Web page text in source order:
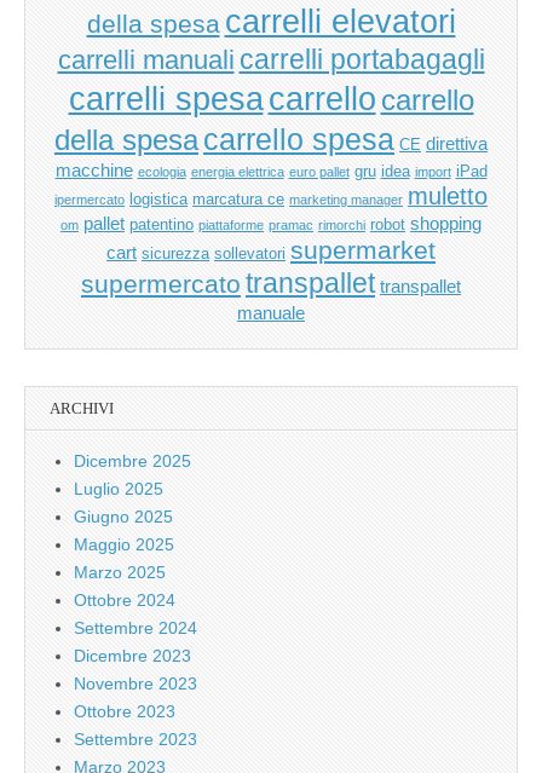
della spesa carrelli elevatori
carrelli manuali carrelli portabagagli
carrelli spesacarrello carrello
della spesacarrello spesa CE direttiva
macchine ecologia energia elettrica euro pallet gru idea import iPad
ipermercato logistica marcatura ce marketing manager muletto
om pallet patentino piattaforme pramac rimorchi robot shopping
cart sicurezza sollevatori supermarket
supermercato transpallet transpallet
manuale
ARCHIVI
Dicembre 2025
Luglio 2025
Giugno 2025
Maggio 2025
Marzo 2025
Ottobre 2024
Settembre 2024
Dicembre 2023
Novembre 2023
Ottobre 2023
Settembre 2023
Marzo 2023